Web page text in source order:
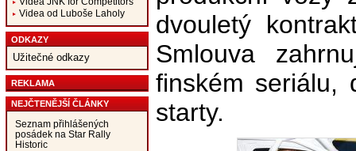
Videa od Luboše Laholy
ODKAZY
Užitečné odkazy
REKLAMA
NEJČTENĚJŠÍ ČLÁNKY
Seznam přihlášených
posádek na Star Rally
Historic
dvouletý
Smlouva
finském seriálu,
starty.